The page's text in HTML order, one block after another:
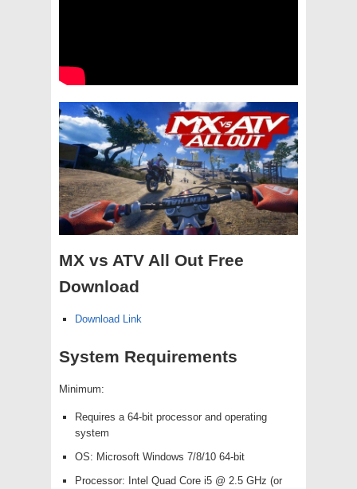
MX vs ATV All Out Free
Download
Download Link
System Requirements
Minimum:
Requires a 64-bit processor and operating
system
OS: Microsoft Windows 7/8/10 64-bit
Processor: Intel Quad Core i5 @ 2.5 GHz (or